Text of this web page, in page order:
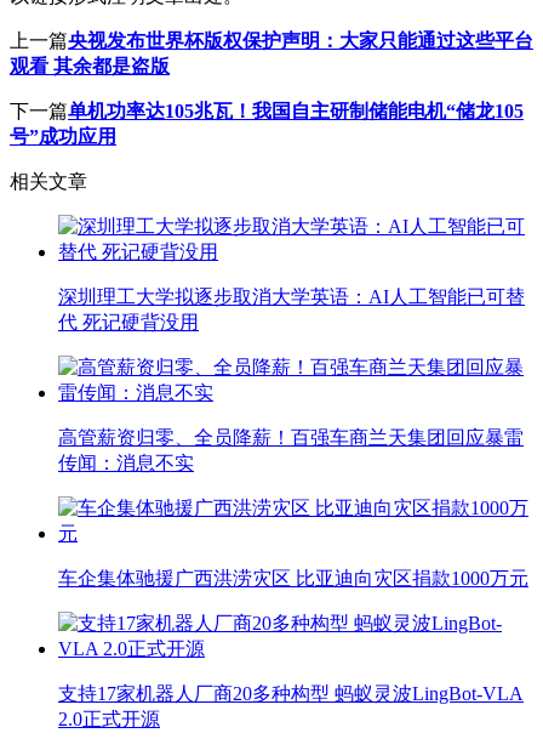
上一篇央视发布世界杯版权保护声明：大家只能通过这些平台
观看 其余都是盗版
下一篇单机功率达105兆瓦！我国自主研制储能电机“储龙105
号”成功应用
相关文章
深圳理工大学拟逐步取消大学英语：AI人工智能已可替
代 死记硬背没用
高管薪资归零、全员降薪！百强车商兰天集团回应暴雷
传闻：消息不实
车企集体驰援广西洪涝灾区 比亚迪向灾区捐款1000万元
支持17家机器人厂商20多种构型 蚂蚁灵波LingBot-VLA
2.0正式开源